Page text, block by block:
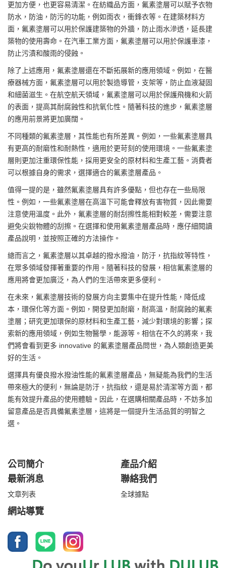
更加方便，也更容易清潔。在紡織品方面，氟素塗層可以賦予衣物
防水，防油，防污的功能，例如雨衣，衝鋒衣等。在建築材料方
面，氟素塗層可以用於保護建築物的外牆，防止雨水滲透，延長建
築物的使用壽命。在汽車工業方面，氟素塗層可以用於保護車漆，
防止污漬和酸雨的侵蝕。
除了上述應用，氟素塗層還在不斷拓展新的應用領域。例如，在醫
療器械方面，氟素塗層可以用於製造導管，支架等，防止血液凝固
和細菌滋生。在航空航天領域，氟素塗層可以用於保護飛機和火箭
的表面，提高其耐腐蝕性和抗氧化性。隨著科技的進步，氟素塗層
的應用前景將更加廣闊。
不同種類的氟素塗層，其性能也有所差異。例如，一些氟素塗層具
有更高的耐磨性和耐熱性，適用於更苛刻的使用環境。一些氟素塗
層則更加注重環保性能，採用更安全的原材料和生產工藝。消費者
可以根據自身的需求，選擇適合的氟素塗層產品。
值得一提的是，雖然氟素塗層具有許多優點，但也存在一些局限
性。例如，一些氟素塗層在高溫下可能會釋放有害物質，因此需要
注意使用溫度。此外，氟素塗層的耐刮擦性能相對較差，需要注意
避免尖銳物體的刮擦。在選擇和使用氟素塗層產品時，應仔細閱讀
產品說明，並按照正確的方法操作。
總而言之，氟素塗層以其卓越的撥水撥油，防汙，抗指紋等特性，
在眾多領域發揮著重要的作用。隨著科技的發展，相信氟素塗層的
應用將會更加廣泛，為人們的生活帶來更多便利。
在未來，氟素塗層技術的發展方向主要集中在提升性能，降低成
本，環保化等方面。例如，開發更加耐磨，耐高溫，耐腐蝕的氟素
塗層；研究更加環保的原材料和生產工藝，減少對環境的影響；探
索新的應用領域，例如生物醫學，能源等。相信在不久的將來，我
們將會看到更多 innovative 的氟素塗層產品問世，為人類創造更美
好的生活。
選擇具有優良撥水撥油性能的氟素塗層產品，無疑能為我們的生活
帶來極大的便利，無論是防汙，抗指紋，還是易於清潔等方面，都
能有效提升產品的使用體驗。因此，在選購相關產品時，不妨多加
留意產品是否具備氟素塗層，這將是一個提升生活品質的明智之
選。
公司簡介
產品介紹
最新消息
文章列表
聯絡我們
全球據點
網站導覽